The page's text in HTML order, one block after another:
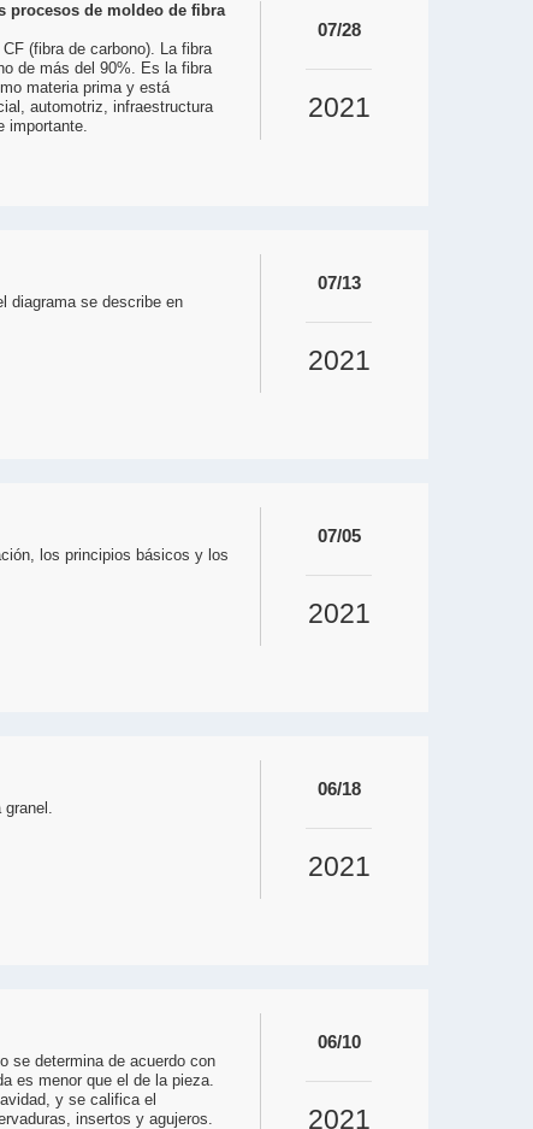
procesos de moldeo de fibra
(fibra de carbono). La fibra
de más del 90%. Es la fibra
materia prima y está
automotriz, infraestructura
importante.
07/28
2021
diagrama se describe en
07/13
2021
los principios básicos y los
07/05
2021
granel.
06/18
2021
se determina de acuerdo con
es menor que el de la pieza.
y se califica el
insertos y agujeros.
06/10
2021